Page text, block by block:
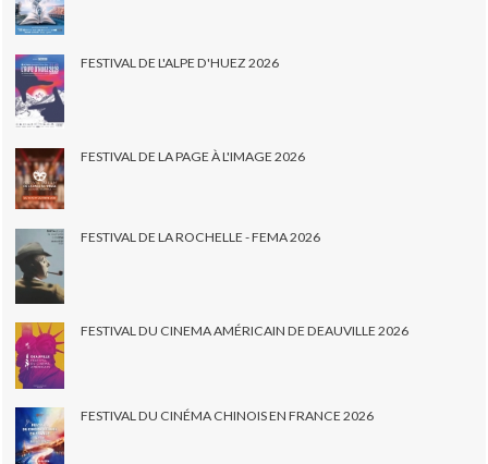
FESTIVAL DE L'ALPE D'HUEZ 2026
FESTIVAL DE LA PAGE À L'IMAGE 2026
FESTIVAL DE LA ROCHELLE - FEMA 2026
FESTIVAL DU CINEMA AMÉRICAIN DE DEAUVILLE 2026
FESTIVAL DU CINÉMA CHINOIS EN FRANCE 2026